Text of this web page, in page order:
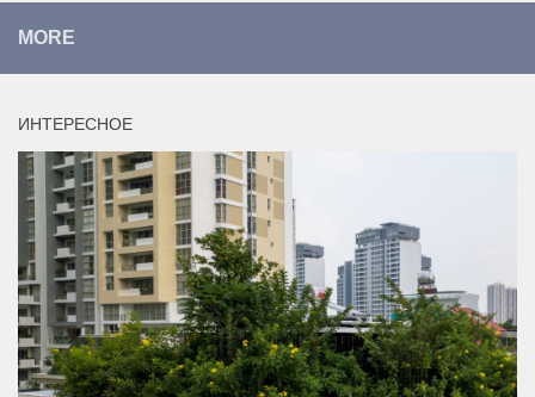
MORE
ИНТЕРЕСНОЕ